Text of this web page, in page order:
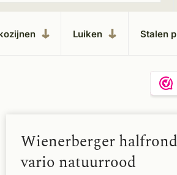
Luiken Stalen
Wienerberger
vario natuurrood